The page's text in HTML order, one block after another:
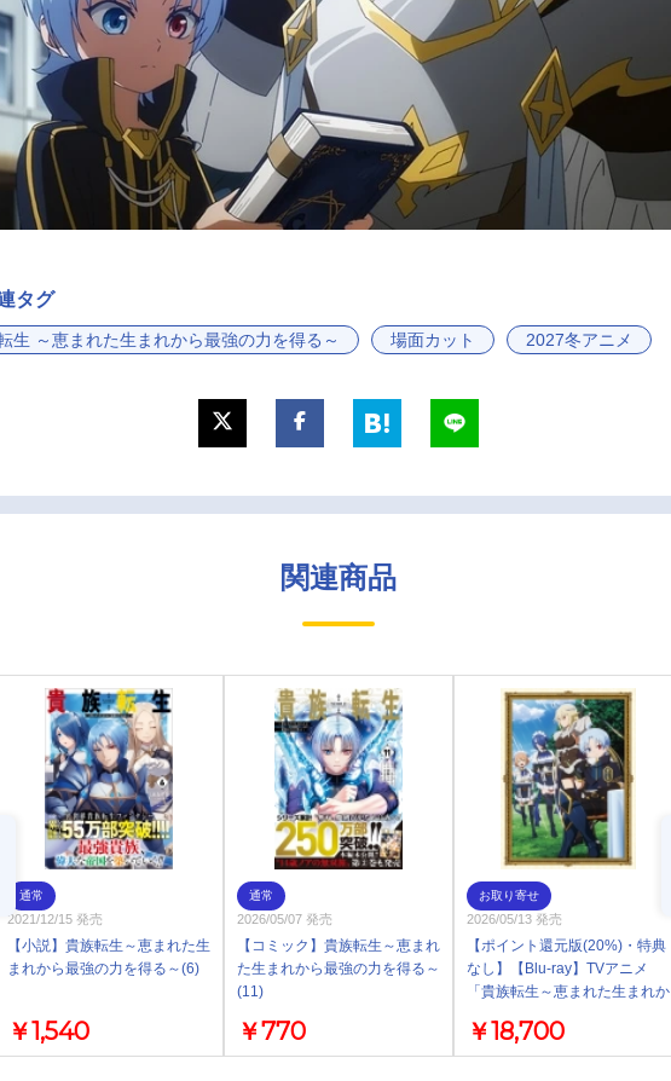
タグ
生 ～恵まれた生まれから最強の力を得る～ 場面カット 2027冬アニメ
関連商品
通常
2021/12/15 発売
【小説】貴族転生～恵まれた生
まれから最強の力を得る～(6)
￥1,540
通常
2026/05/07 発売
【コミック】貴族転生～恵まれ
た生まれから最強の力を得る～
(11)
￥770
お取り寄せ
2026/05/13 発売
【ポイント還元版(20%)・特典
なし】【Blu-ray】TVアニメ
「貴族転生～恵まれた生まれか
BOX
￥18,700